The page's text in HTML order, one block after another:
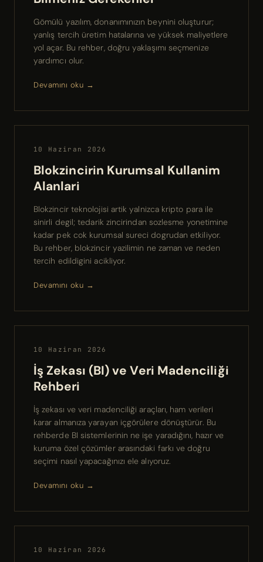
Gömülü yazılım, donanımınızın beynini oluşturur;
yanlış tercih üretim hatalarına ve yüksek maliyetlere
yol açar. Bu rehber, doğru yaklaşımı seçmenize
yardımcı olur.
Devamını oku →
10 Haziran 2026
Blokzincirin Kurumsal Kullanim
Alanlari
Blokzincir teknolojisi artik yalnizca kripto para ile
sinirli degil; tedarik zincirindan sozlesme yonetimine
kadar pek cok kurumsal sureci dogrudan etkiliyor.
Bu rehber, blokzincir yazilimin ne zaman ve neden
tercih edildigini acikliyor.
Devamını oku →
10 Haziran 2026
İş Zekası (BI) ve Veri Madenciliği
Rehberi
İş zekası ve veri madenciliği araçları, ham verileri
karar almanıza yarayan içgörülere dönüştürür. Bu
rehberde BI sistemlerinin ne işe yaradığını, hazır ve
kuruma özel çözümler arasındaki farkı ve doğru
seçimi nasıl yapacağınızı ele alıyoruz.
Devamını oku →
10 Haziran 2026